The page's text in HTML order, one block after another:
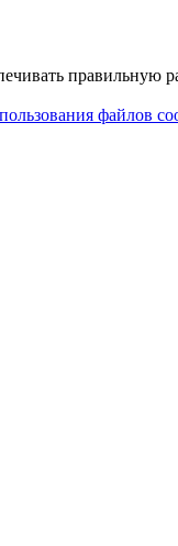
правильную
файлов